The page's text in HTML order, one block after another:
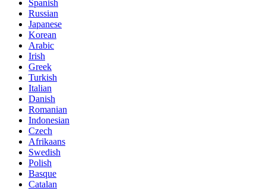
Spanish
Russian
Japanese
Korean
Arabic
Irish
Greek
Turkish
Italian
Danish
Romanian
Indonesian
Czech
Afrikaans
Swedish
Polish
Basque
Catalan